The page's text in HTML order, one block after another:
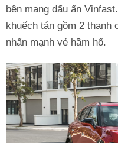
bên mang dấu ấn
khuếch tán gồm 2 thanh
nhấn mạnh vẻ hầm hố.